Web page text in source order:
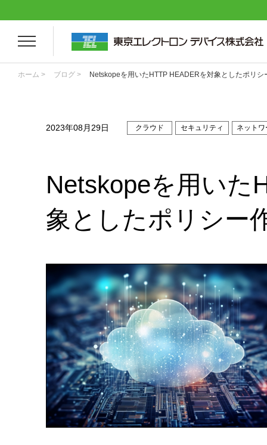
ホーム > ブログ > Netskopeを用いたHTTP HEADERを対象としたポリシ
2023年08月29日 クラウド セキュリティ ネットワ
Netskopeを用いた
象としたポリシー